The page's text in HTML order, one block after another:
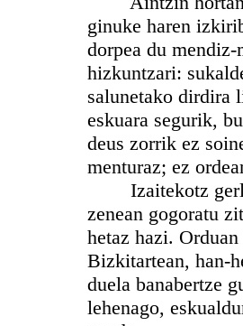
ginuke haren
dorpea du
hizkuntzari:
salunetako dirdira
eskuara segurik,
deus zorrik ez
menturaz; ez
Izaitekotz gerla-
zenean gogoratu
hetaz hazi.
Bizkitartean, han-
duela banabertze
lehenago,